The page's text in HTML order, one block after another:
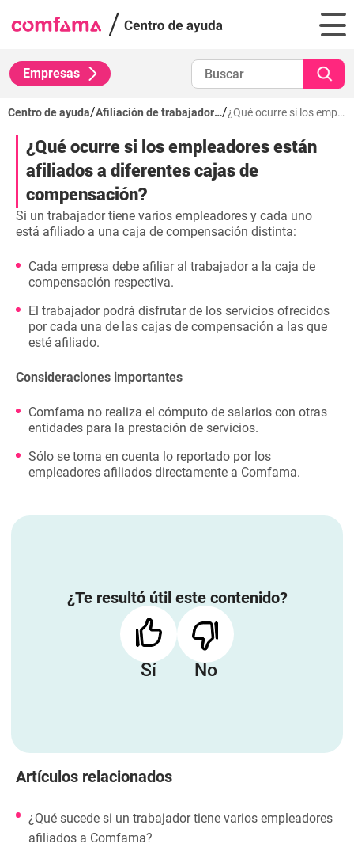
Empresas
Centro de ayuda/ Afiliación de trabajadores/ ¿Qué ocurre si los empleadores están afiliados a diferentes cajas de compensación?
¿Qué ocurre si los empleadores están
afiliados a diferentes cajas de
compensación?
Si un trabajador tiene varios empleadores y cada uno
está afiliado a una caja de compensación distinta:
Cada empresa debe afiliar al trabajador a la caja de
compensación respectiva.
El trabajador podrá disfrutar de los servicios ofrecidos
por cada una de las cajas de compensación a las que
esté afiliado.
Consideraciones importantes
Comfama no realiza el cómputo de salarios con otras
entidades para la prestación de servicios.
Sólo se toma en cuenta lo reportado por los
empleadores afiliados directamente a Comfama.
¿Te resultó útil este contenido?
Sí No
Artículos relacionados
¿Qué sucede si un trabajador tiene varios empleadores
afiliados a Comfama?